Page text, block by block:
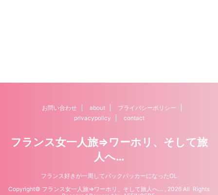
お問い合わせ about
プライバシーポリシー
privacypolicy
contact
フランス女一人旅⇒ワーホリ、そして旅
人へ…
フランス好きが一周してバックパッカーになったOL
Copyright© フランス女一人旅⇒ワーホリ、そして旅人へ… , 2026 All Rights